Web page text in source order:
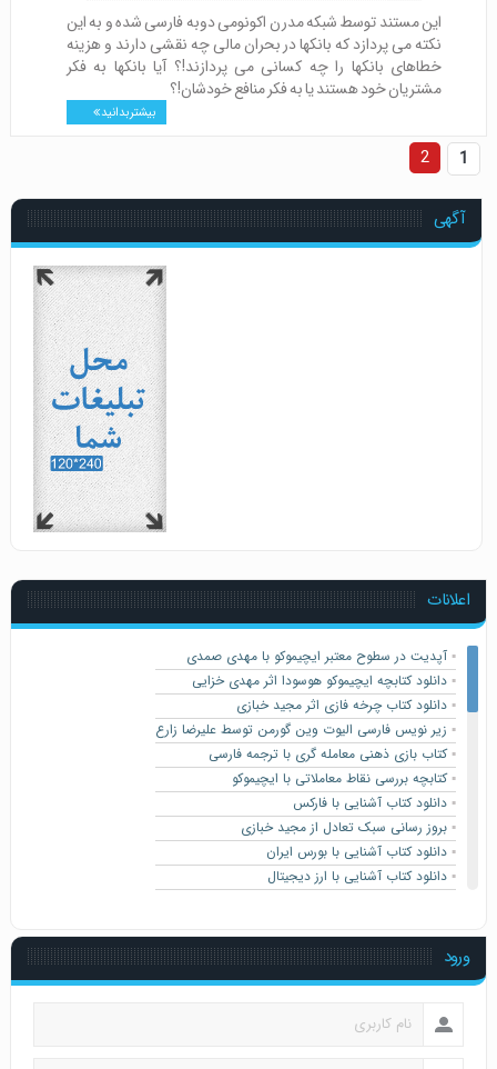
این مستند توسط شبکه مدرن اکونومی دوبه فارسی شده و به این
نکته می پردازد که بانکها در بحران مالی چه نقشی دارند و هزینه
خطاهای بانکها را چه کسانی می پردازند!؟ آیا بانکها به فکر
مشتریان خود هستند یا به فکر منافع خودشان!؟
بیشتر بدانید
1
2
آگهی
اعلانات
▪️ آپدیت در سطوح معتبر ایچیموکو با مهدی صمدی
▪️ دانلود کتابچه ایچیموکو هوسودا اثر مهدی خزایی
▪️ دانلود کتاب چرخه فازی اثر مجید خبازی
▪️ زیر نویس فارسی الیوت وین گورمن توسط علیرضا زارع
▪️کتاب بازی ذهنی معامله گری با ترجمه فارسی
▪️کتابچه بررسی نقاط معاملاتی با ایچیموکو
▪️ دانلود کتاب آشنایی با فارکس
▪️ بروز رسانی سبک تعادل از مجید خبازی
▪️ دانلود کتاب آشنایی با بورس ایران
▪️ دانلود کتاب آشنایی با ارز دیجیتال
▪️کتابچه بهترین ستاپ های روش معاملاتی کوازیمودو
▪️
▪️کتابچه جامع و فارسی دوره پرایس اکشن ICT
ورود